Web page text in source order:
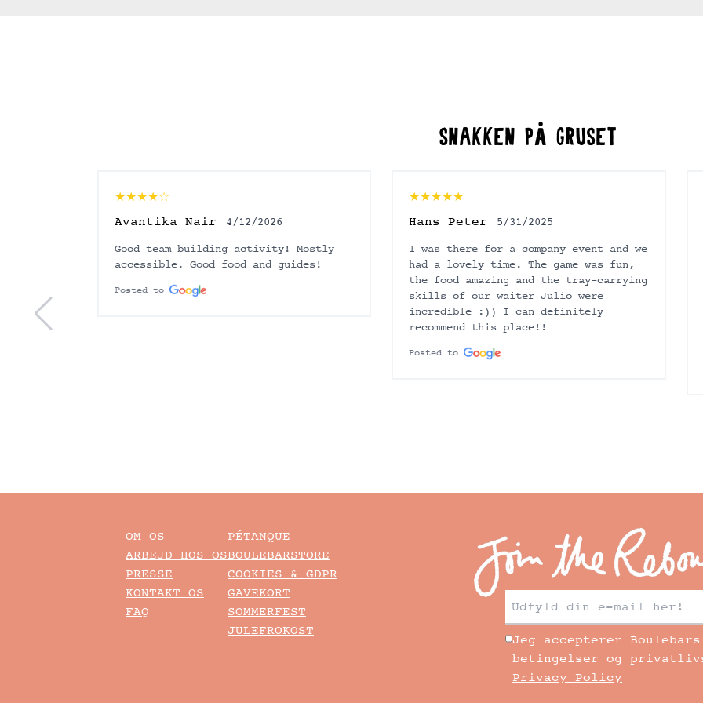
Snakken på gruset
★★★★☆
Avantika Nair 4/12/2026
Good team building activity! Mostly
accessible. Good food and guides!
Posted to
★★★★★
Hans Peter 5/31/2025
I was there for a company event and we
had a lovely time. The game was fun,
the food amazing and the tray-carrying
skills of our waiter Julio were
incredible :)) I can definitely
recommend this place!!
Posted to
OM OS
ARBEJD HOS OS
PRESSE
KONTAKT OS
FAQ
PÉTANQUE
BOULEBARSTORE
COOKIES & GDPR
GAVEKORT
SOMMERFEST
JULEFROKOST
Jeg accepterer
betingelser og
Privacy Policy